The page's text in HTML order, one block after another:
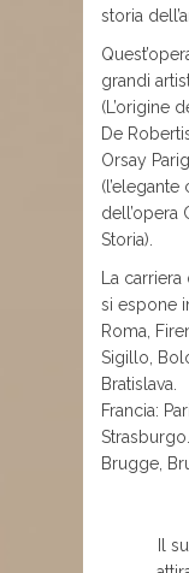
storia
grandi
(L’origine
De
Orsay
dell’opera
Storia).
La carriera
si espone
Roma,
Sigillo,
Bratislava.
Francia:
Brugge,
Il